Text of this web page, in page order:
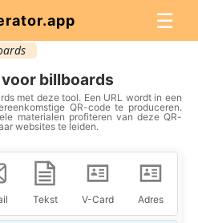
☰
billboards
met deze tool. Een URL wordt in een
QR-code te produceren.
materialen profiteren van deze QR-
websites te leiden.
Tekst V-Card Adres